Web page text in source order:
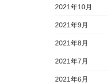
2021年10月
2021年9月
2021年8月
2021年7月
2021年6月